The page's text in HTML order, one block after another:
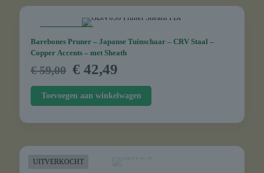
Barebones Pruner – Japanse Tuinschaar – CRV Staal –
Copper Accents – met Sheath
€59,00 Oorspronkelijke
prijs
was:
€ 59,00.
€ 42,49
is:
€ 42,49.
Toevoegen aan winkelwagen
UITVERKOCHT